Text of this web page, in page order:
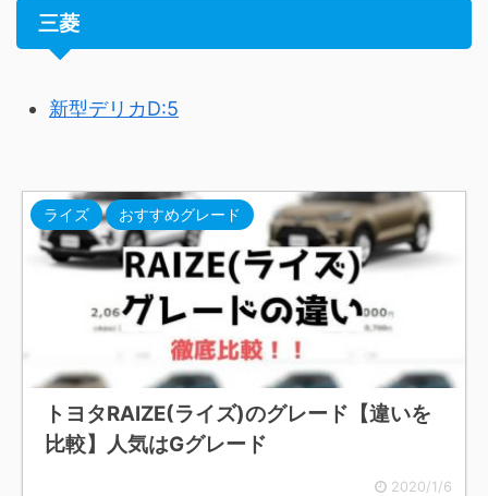
三菱
新型デリカD:5
ライズ おすすめグレード
トヨタRAIZE(ライズ)のグレード【違いを
比較】人気はGグレード
2020/1/6